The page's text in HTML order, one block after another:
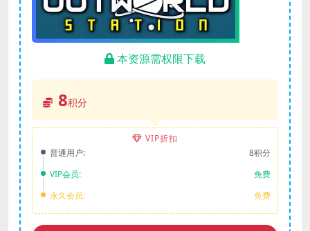
本资源需权限下载
8积分
VIP折扣
普通用户:
8积分
VIP会员:
免费
永久会员:
免费